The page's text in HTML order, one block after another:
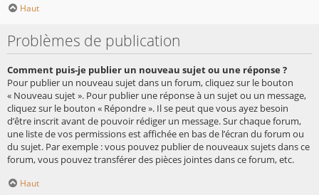
Haut
Problèmes de publication
Comment puis-je publier un nouveau sujet ou une réponse ?
Pour publier un nouveau sujet dans un forum, cliquez sur le bouton
« Nouveau sujet ». Pour publier une réponse à un sujet ou un message,
cliquez sur le bouton « Répondre ». Il se peut que vous ayez besoin
d’être inscrit avant de pouvoir rédiger un message. Sur chaque forum,
une liste de vos permissions est affichée en bas de l’écran du forum ou
du sujet. Par exemple : vous pouvez publier de nouveaux sujets dans ce
forum, vous pouvez transférer des pièces jointes dans ce forum, etc.
Haut